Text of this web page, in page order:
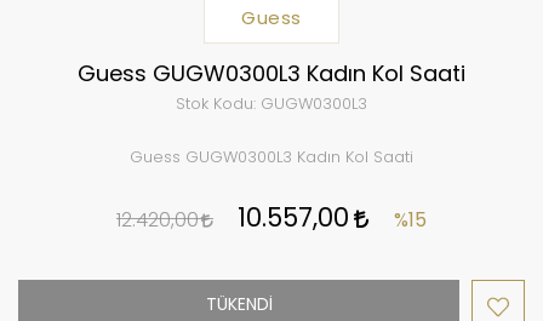
Guess
Guess GUGW0300L3 Kadın Kol Saati
Stok Kodu: GUGW0300L3
Guess GUGW0300L3 Kadın Kol Saati
12.420,00 10.557,00 %15
TÜKENDİ